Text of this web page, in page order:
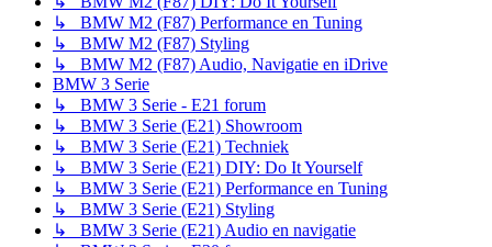
↳ BMW M2 (F87) Performance en Tuning
↳ BMW M2 (F87) Styling
↳ BMW M2 (F87) Audio, Navigatie en iDrive
BMW 3 Serie
↳ BMW 3 Serie - E21 forum
↳ BMW 3 Serie (E21) Showroom
↳ BMW 3 Serie (E21) Techniek
↳ BMW 3 Serie (E21) DIY: Do It Yourself
↳ BMW 3 Serie (E21) Performance en Tuning
↳ BMW 3 Serie (E21) Styling
↳ BMW 3 Serie (E21) Audio en navigatie